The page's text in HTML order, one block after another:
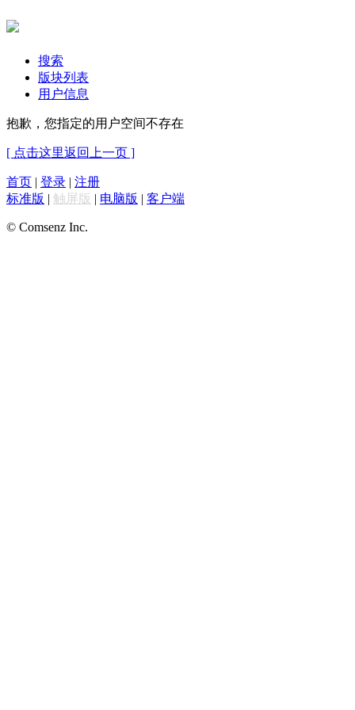
搜索
版块列表
用户信息
抱歉，您指定的用户空间不存在
[ 点击这里返回上一页 ]
首页 | 登录 | 注册
标准版 | 触屏版 | 电脑版 | 客户端
© Comsenz Inc.